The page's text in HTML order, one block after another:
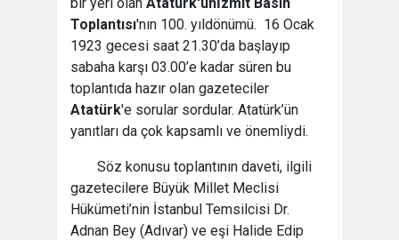
Toplantısı'nın 100. yıldönümü. 16 Ocak
1923 gecesi saat 21.30’da başlayıp
sabaha karşı 03.00’e kadar süren bu
toplantıda hazır olan gazeteciler
Atatürk'e sorular sordular. Atatürk’ün
yanıtları da çok kapsamlı ve önemliydi.
Söz konusu toplantının daveti, ilgili
gazetecilere Büyük Millet Meclisi
Hükümeti’nin İstanbul Temsilcisi Dr.
Adnan Bey (Adıvar) ve eşi Halide Edip